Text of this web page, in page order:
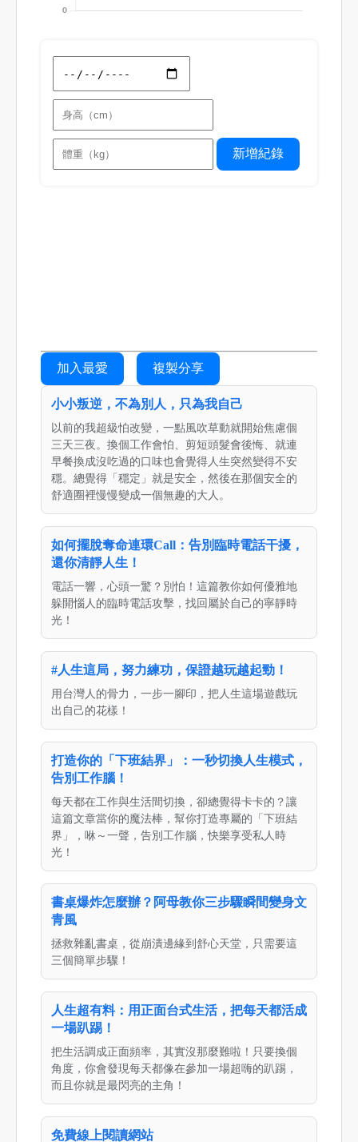
新增紀錄
加入最愛 複製分享
小小叛逆，不為別人，只為我自己
以前的我超級怕改變，一點風吹草動就開始焦慮個
三天三夜。換個工作會怕、剪短頭髮會後悔、就連
早餐換成沒吃過的口味也會覺得人生突然變得不安
穩。總覺得「穩定」就是安全，然後在那個安全的
舒適圈裡慢慢變成一個無趣的大人。
如何擺脫奪命連環Call：告別臨時電話干擾，
還你清靜人生！
電話一響，心頭一驚？別怕！這篇教你如何優雅地
躲開惱人的臨時電話攻擊，找回屬於自己的寧靜時
光！
#人生這局，努力練功，保證越玩越起勁！
用台灣人的骨力，一步一腳印，把人生這場遊戲玩
出自己的花樣！
打造你的「下班結界」：一秒切換人生模式，
告別工作腦！
每天都在工作與生活間切換，卻總覺得卡卡的？讓
這篇文章當你的魔法棒，幫你打造專屬的「下班結
界」，咻～一聲，告別工作腦，快樂享受私人時
光！
書桌爆炸怎麼辦？阿母教你三步驟瞬間變身文
青風
拯救雜亂書桌，從崩潰邊緣到舒心天堂，只需要這
三個簡單步驟！
人生超有料：用正面台式生活，把每天都活成
一場趴踢！
把生活調成正面頻率，其實沒那麼難啦！只要換個
角度，你會發現每天都像在參加一場超嗨的趴踢，
而且你就是最閃亮的主角！
免費線上閱讀網站